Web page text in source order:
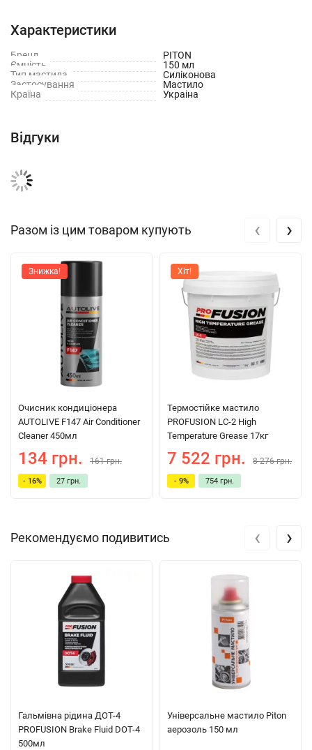
Встряхнуть баллон перед использованием.
Нанести смазку на очищенную поверхность с расстояния
15–20 см.
Характеристики
Бренд
PITON
Ємність
150 мл
Тип мастила
Силіконова
Застосування
Мастило
Країна
Украіна
Відгуки
Разом із цим товаром купують
Знижка!
Очисник кондиціонера
AUTOLIVE F147 Air Conditioner
Cleaner 450мл
134 грн. 161 грн.
- 16% 27 грн.
Хіт!
Термостійке мастило
PROFUSION LC-2 High
Temperature Grease 17кг
7 522 грн. 8 276 грн.
- 9% 754 грн.
‹ ›
Рекомендуємо подивитись
Гальмівна рідина ДОТ-4
PROFUSION Brake Fluid DOT-4
500мл
Універсальне мастило Piton
аерозоль 150 мл
‹ ›